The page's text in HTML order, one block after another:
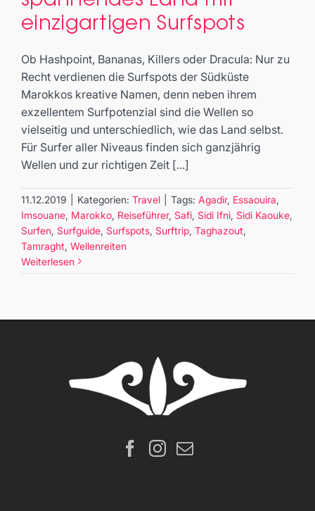
einzigartigen Surfspots
einzigartigen Surfspots
Ob Hashpoint, Bananas, Killers oder Dracula: Nur zu
Recht verdienen die Surfspots der Südküste
Marokkos kreative Namen, denn neben ihrem
exzellentem Surfpotenzial sind die Wellen so
vielseitig und unterschiedlich, wie das Land selbst.
Für Surfer aller Niveaus finden sich ganzjährig
Wellen und zur richtigen Zeit [...]
11.12.2019 Kategorien: Travel Tags: Agadir, Essaouira,
Imsouane, Marokko, Reiseführer, Safi, Sidi Ifni, Sidi Kaouke,
Surfen, Surfguide, Surfspots, Surftrip, Taghazout,
Tamraght, Wellenreiten
Weiterlesen